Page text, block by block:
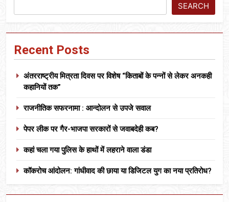
SEARCH
Recent Posts
अंतरराष्ट्रीय मित्रता दिवस पर विशेष “किताबों के पन्नों से लेकर अनकही
कहानियों तक”
राजनीतिक सफरनामा : आन्दोलन से उपजे सवाल
पेपर लीक पर गैर-भाजपा सरकारों से जवाबदेही कब?
कहां चला गया पुलिस के हाथों में लहराने वाला डंडा
कॉकरोच आंदोलन: गांधीवाद की छाया या डिजिटल युग का नया प्रतिरोध?